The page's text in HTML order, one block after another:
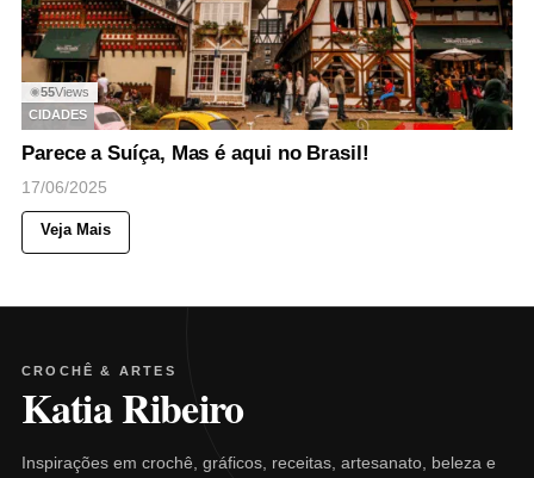
◉55Views
CIDADES
Parece a Suíça, Mas é aqui no Brasil!
17/06/2025
Veja Mais
CROCHÊ & ARTES
Katia Ribeiro
Inspirações em crochê, gráficos, receitas, artesanato, beleza e